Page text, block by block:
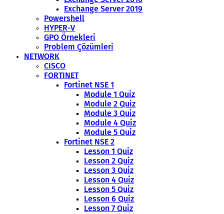
Exchange Server 2019
Powershell
HYPER-V
GPO Örnekleri
Problem Çözümleri
NETWORK
CISCO
FORTINET
Fortinet NSE 1
Module 1 Quiz
Module 2 Quiz
Module 3 Quiz
Module 4 Quiz
Module 5 Quiz
Fortinet NSE 2
Lesson 1 Quiz
Lesson 2 Quiz
Lesson 3 Quiz
Lesson 4 Quiz
Lesson 5 Quiz
Lesson 6 Quiz
Lesson 7 Quiz